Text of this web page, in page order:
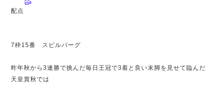
配点
7枠15番 スピルバーグ
昨年秋から3連勝で挑んだ毎日王冠で3着と良い末脚を見せて臨んだ
天皇賞秋では